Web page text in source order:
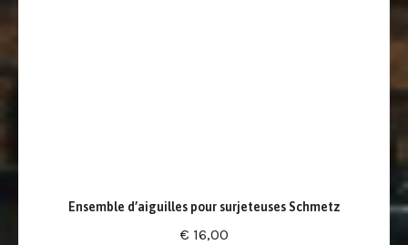
Ensemble d’aiguilles pour surjeteuses Schmetz
€ 16,00